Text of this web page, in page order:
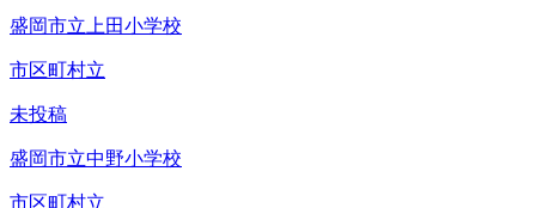
盛岡市立上田小学校
市区町村立
未投稿
盛岡市立中野小学校
市区町村立